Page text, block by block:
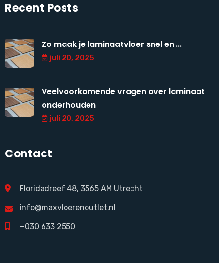
Recent Posts
Zo maak je laminaatvloer snel en ...
juli 20, 2025
Veelvoorkomende vragen over laminaat
onderhouden
juli 20, 2025
Contact
Floridadreef 48, 3565 AM Utrecht
info@maxvloerenoutlet.nl
+030 633 2550